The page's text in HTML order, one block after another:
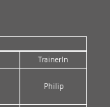
TrainerIn
Philip